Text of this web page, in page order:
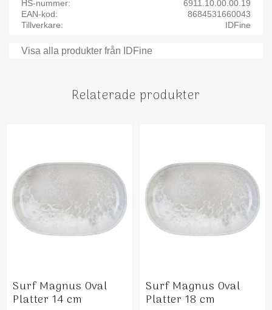
HS-nummer
6911.10.00.00.19
EAN-kod
8684531660043
Tillverkare
IDFine
Visa alla produkter från IDFine
Relaterade produkter
Surf Magnus Oval
Platter 14 cm
Surf Magnus Oval
Platter 18 cm